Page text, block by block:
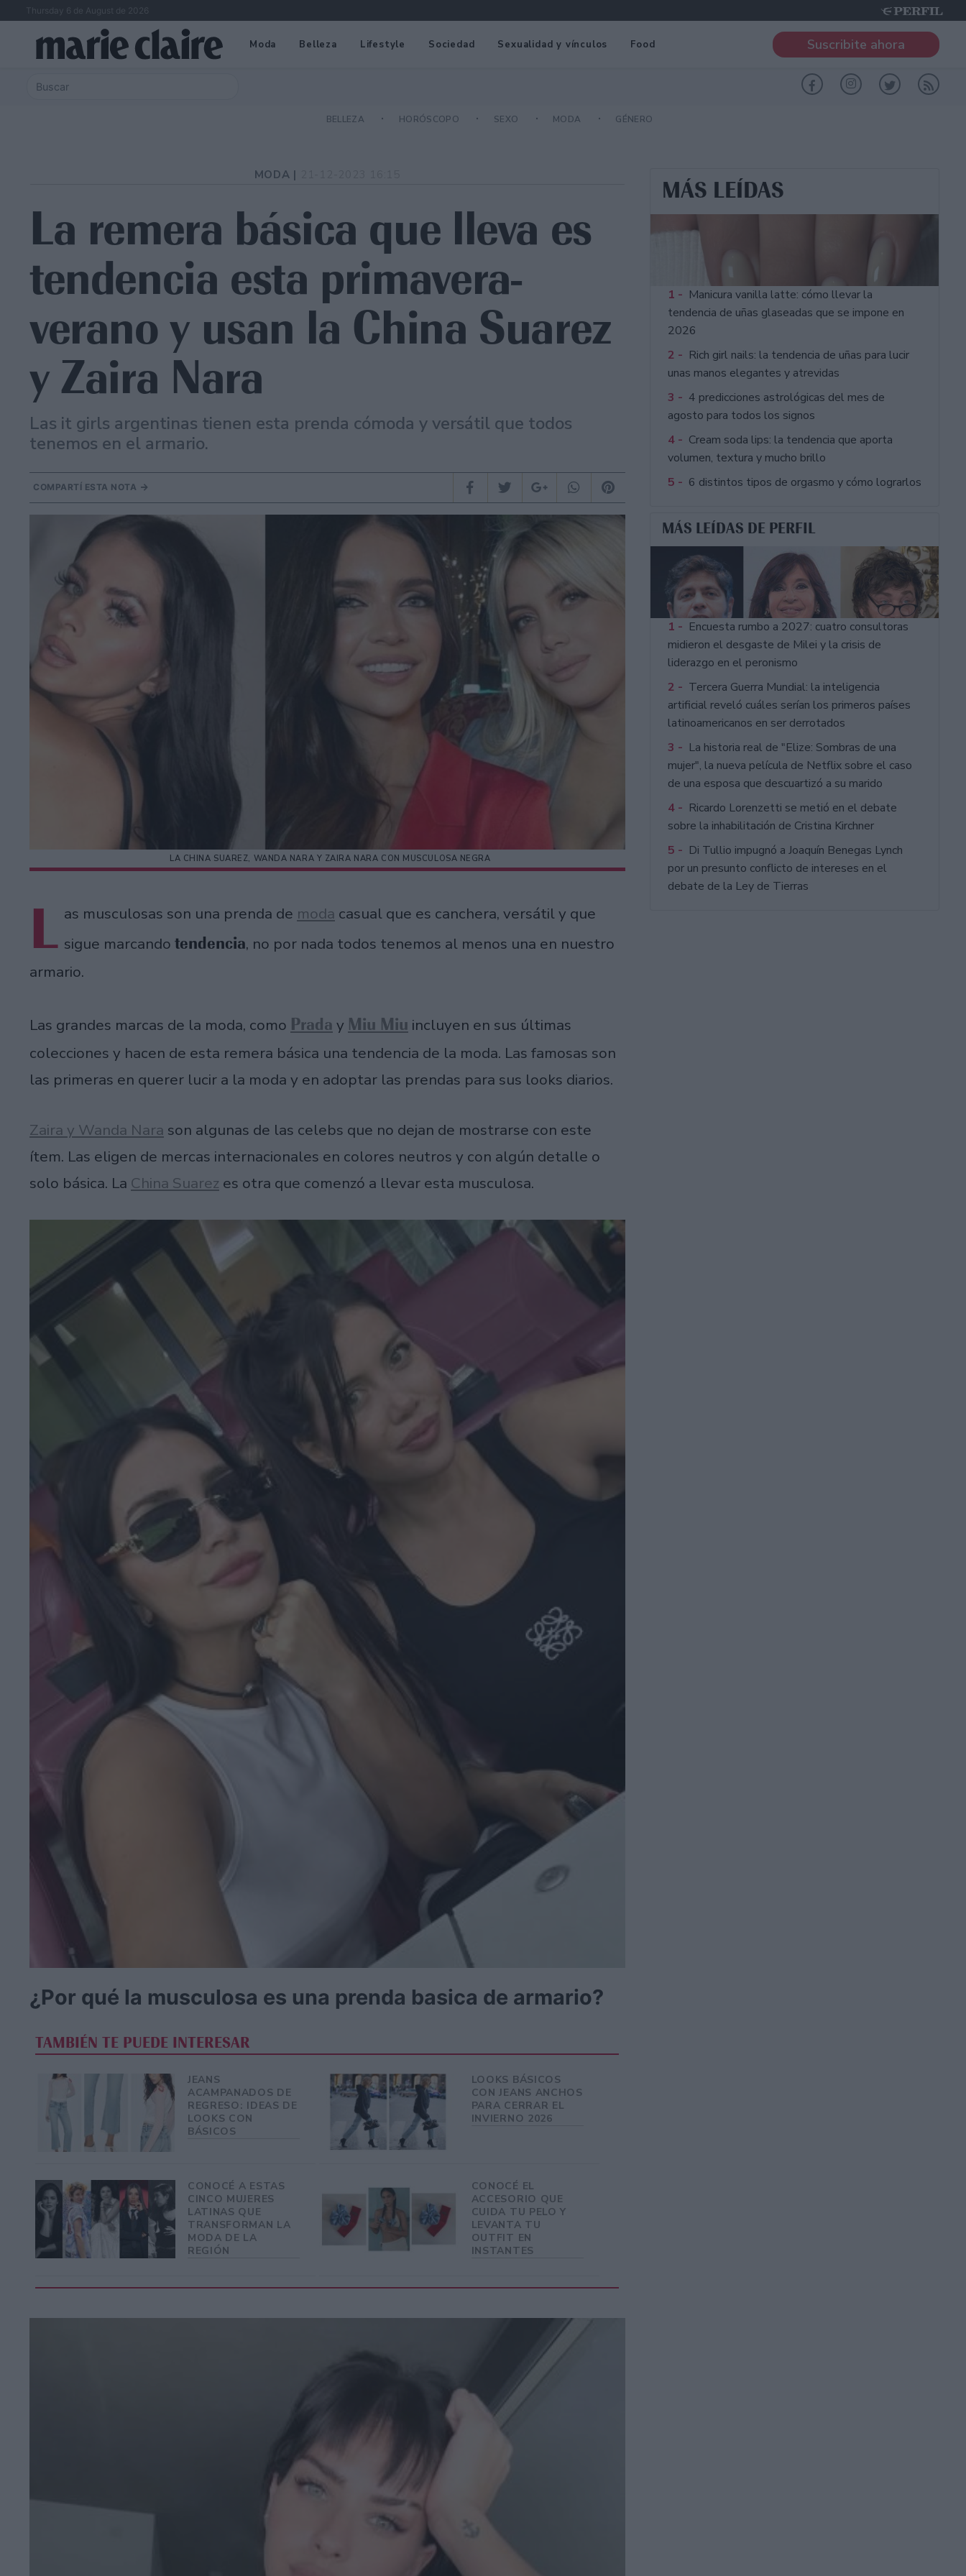
Thursday 6 de August de 2026
Moda Belleza Lifestyle Sociedad Sexualidad y vínculos Food Suscribite ahora
BELLEZA HORÓSCOPO SEXO MODA GÉNERO
MODA |
La remera básica que lleva es
tendencia esta primavera-
verano y usan la China Suarez
y Zaira Nara
Las it girls argentinas tienen esta prenda cómoda y versátil que todos
tenemos en el armario.
COMPARTÍ ESTA NOTA
LA CHINA SUAREZ, WANDA NARA Y ZAIRA NARA CON MUSCULOSA NEGRA
L as musculosas son una prenda de moda casual que es canchera, versátil y que
sigue marcando tendencia, no por nada todos tenemos al menos una en nuestro
armario.
Las grandes marcas de la moda, como Prada y Miu Miu incluyen en sus últimas
colecciones y hacen de esta remera básica una tendencia de la moda. Las famosas son
las primeras en querer lucir a la moda y en adoptar las prendas para sus looks diarios.
Zaira y Wanda Nara son algunas de las celebs que no dejan de mostrarse con este
ítem. Las eligen de mercas internacionales en colores neutros y con algún detalle o
solo básica. La China Suarez es otra que comenzó a llevar esta musculosa.
¿Por qué la musculosa es una prenda basica de armario?
TAMBIÉN TE PUEDE INTERESAR
JEANS
ACAMPANADOS DE
REGRESO: IDEAS DE
LOOKS CON
BÁSICOS
LOOKS BÁSICOS
CON JEANS ANCHOS
PARA CERRAR EL
INVIERNO 2026
CONOCÉ A ESTAS
CINCO MUJERES
LATINAS QUE
TRANSFORMAN LA
MODA DE LA
REGIÓN
CONOCÉ EL
ACCESORIO QUE
CUIDA TU PELO Y
LEVANTA TU
OUTFIT EN
INSTANTES
MÁS LEÍDAS
1 - Manicura vanilla latte: cómo llevar la
tendencia de uñas glaseadas que se impone en
2026
2 - Rich girl nails: la tendencia de uñas para lucir
unas manos elegantes y atrevidas
3 - 4 predicciones astrológicas del mes de
agosto para todos los signos
4 - Cream soda lips: la tendencia que aporta
volumen, textura y mucho brillo
5 - 6 distintos tipos de orgasmo y cómo lograrlos
MÁS LEÍDAS DE PERFIL
1 - Encuesta rumbo a 2027: cuatro consultoras
midieron el desgaste de Milei y la crisis de
liderazgo en el peronismo
2 - Tercera Guerra Mundial: la inteligencia
artificial reveló cuáles serían los primeros países
latinoamericanos en ser derrotados
3 - La historia real de "Elize: Sombras de una
mujer", la nueva película de Netflix sobre el caso
de una esposa que descuartizó a su marido
4 - Ricardo Lorenzetti se metió en el debate
sobre la inhabilitación de Cristina Kirchner
5 - Di Tullio impugnó a Joaquín Benegas Lynch
por un presunto conflicto de intereses en el
debate de la Ley de Tierras